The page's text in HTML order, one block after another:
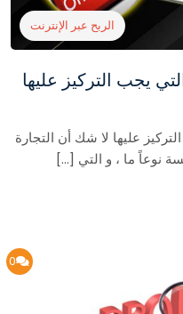
الربح عبر الإنترنت
يجب التركيز عليها
عليها لا شك أن التجارة
نوعاً ما ، و التي […]
0